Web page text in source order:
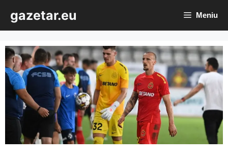
conținut
gazetar.eu Meniu